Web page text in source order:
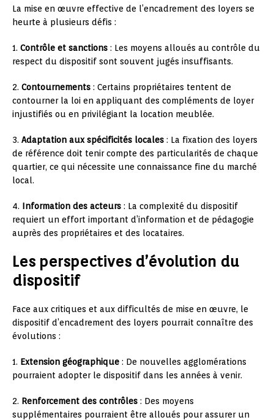
La mise en œuvre effective de l’encadrement des loyers se
heurte à plusieurs défis :
1. Contrôle et sanctions : Les moyens alloués au contrôle du
respect du dispositif sont souvent jugés insuffisants.
2. Contournements : Certains propriétaires tentent de
contourner la loi en appliquant des compléments de loyer
injustifiés ou en privilégiant la location meublée.
3. Adaptation aux spécificités locales : La fixation des loyers
de référence doit tenir compte des particularités de chaque
quartier, ce qui nécessite une connaissance fine du marché
local.
4. Information des acteurs : La complexité du dispositif
requiert un effort important d’information et de pédagogie
auprès des propriétaires et des locataires.
Les perspectives d’évolution du
dispositif
Face aux critiques et aux difficultés de mise en œuvre, le
dispositif d’encadrement des loyers pourrait connaître des
évolutions :
1. Extension géographique : De nouvelles agglomérations
pourraient adopter le dispositif dans les années à venir.
2. Renforcement des contrôles : Des moyens
supplémentaires pourraient être alloués pour assurer un